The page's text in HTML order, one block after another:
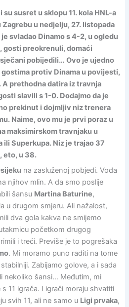
susret u sklopu 11. kola HNL-a
u nedjelju, 27. listopada
svladao Dinamo s 4-2, u ogledu
gosti preokrenuli, domaći
pobijedili… Ovo je ujedno
gostima protiv Dinama u povijesti,
A prethodna datira iz travnja
slavili s 1-0. Dodajmo da je
prekinut i dojmljiv niz trenera
Naime, ovo mu je prvi poraz u
maksimirskom travnjaku u
ili Superkupa. Niz je trajao 37
eto, u 38.
na zasluženoj pobjedi. Voda
njihov mlin. A da smo poslije
šansu Martina Baturine,
u drugom smjeru. Ali nažalost,
dva gola kakva ne smijemo
početkom drugog
i treći. Previše je to pogrešaka
. Mi moramo puno raditi na tome
Zabijamo golove, a i sada
nekoliko šansi… Međutim, mi
11 igrača. I igrači moraju shvatiti
svih 11, ali ne samo u Ligi prvaka,